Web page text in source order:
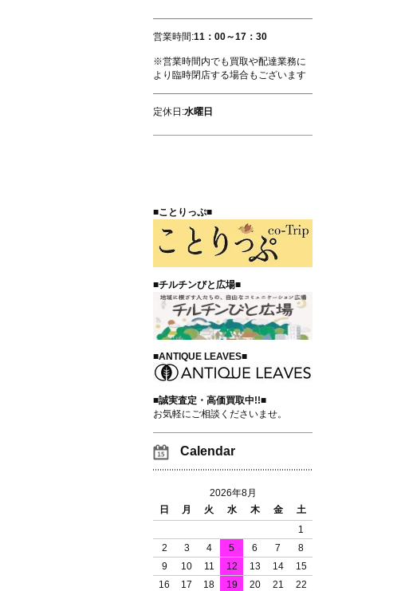
営業時間:11：00～17：30
※営業時間内でも買取や配達業務に
より臨時閉店する場合もございます
定休日:水曜日
■ことりっぷ■
■チルチンびと広場■
■ANTIQUE LEAVES■
■誠実査定・高価買取中!!■
お気軽にご相談くださいませ。
Calendar
2026年8月
日
月 火 水 木 金
土
1
2
3 4 5 6 7
8
9
10 11 12 13 14
15
16
17 18 19 20 21 22